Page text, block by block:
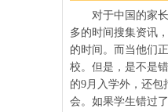
对于中国的家长
多的时间搜集资讯
的时间。而当他们
校。但是，是不是
的9月入学外，还
会。如果学生错过